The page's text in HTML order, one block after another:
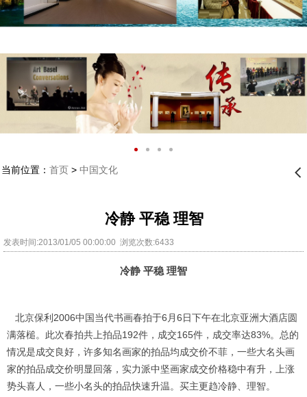
当前位置： 首页> 中国文化 󰊒
冷静 平稳 理智
发表时间:2013/01/05 00:00:00 浏览次数:6433
冷静 平稳 理智
北京保利2006中国当代书画春拍于6月6日下午在北京亚洲大酒店圆
满落槌。此次春拍共上拍品192件，成交165件，成交率达83%。总的
情况是成交良好，许多知名画家的拍品均成交价不菲，一些大名头画
家的拍品成交价明显回落，实力派中坚画家成交价格稳中有升，上涨
势头喜人，一些小名头的拍品快速升温。买主更趋冷静、理智。